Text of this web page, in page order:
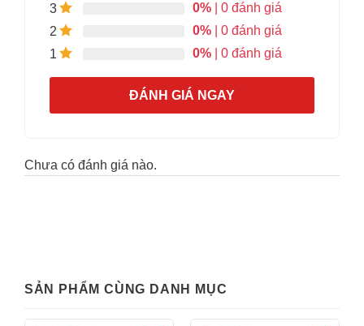
3
0% | 0 đánh giá
2
0% | 0 đánh giá
1
0% | 0 đánh giá
ĐÁNH GIÁ NGAY
Chưa có đánh giá nào.
SẢN PHẨM CÙNG DANH MỤC